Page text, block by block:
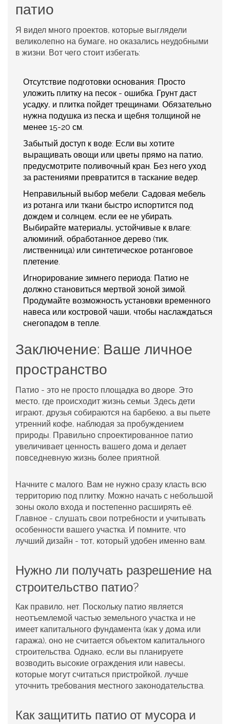
патио
Я видел много проектов, которые выглядели
великолепно на бумаге, но оказались неудобными
в жизни. Вот чего стоит избегать:
Отсутствие подготовки основания: Просто
уложить плитку на песок - ошибка. Грунт даст
усадку, и плитка пойдет трещинами. Обязательно
нужна подушка из песка и щебня толщиной не
менее 15-20 см.
Забытый доступ к воде: Если вы хотите
выращивать овощи или цветы прямо на патио,
предусмотрите поливочный кран. Без него уход
за растениями превратится в таскание ведер.
Неправильный выбор мебели: Садовая мебель
из ротанга или ткани быстро испортится под
дождем и солнцем, если ее не убирать.
Выбирайте материалы, устойчивые к влаге:
алюминий, обработанное дерево (тик,
лиственница) или синтетическое ротанговое
плетение.
Игнорирование зимнего периода: Патио не
должно становиться мертвой зоной зимой.
Продумайте возможность установки временного
навеса или костровой чаши, чтобы наслаждаться
снегопадом в тепле.
Заключение: Ваше личное
пространство
Патио - это не просто площадка во дворе. Это
место, где происходит жизнь семьи. Здесь дети
играют, друзья собираются на барбекю, а вы пьете
утренний кофе, наблюдая за пробуждением
природы. Правильно спроектированное патио
увеличивает ценность вашего дома и делает
повседневную жизнь более приятной.
Начните с малого. Вам не нужно сразу класть всю
территорию под плитку. Можно начать с небольшой
зоны около входа и постепенно расширять её.
Главное - слушать свои потребности и учитывать
особенности вашего участка. И помните, что
лучший дизайн - тот, который удобен именно вам.
Нужно ли получать разрешение на
строительство патио?
Как правило, нет. Поскольку патио является
неотъемлемой частью земельного участка и не
имеет капитального фундамента (как у дома или
гаража), оно не считается объектом капитального
строительства. Однако, если вы планируете
возводить высокие ограждения или навесы,
которые могут считаться пристройкой, лучше
уточнить требования местного законодательства.
Как защитить патио от мусора и